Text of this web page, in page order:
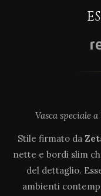
Vasca speciale
Stile firmato da
nette e bordi slim
del dettaglio.
ambienti